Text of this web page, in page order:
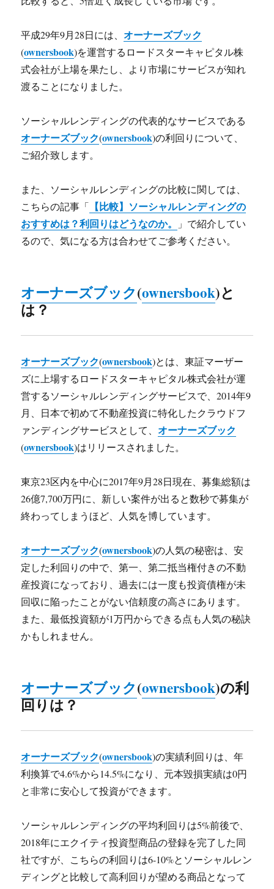
平成29年9月28日には、オーナーズブック
(ownersbook)を運営するロードスターキャピタル株
式会社が上場を果たし、より市場にサービスが知れ
渡ることになりました。
ソーシャルレンディングの代表的なサービスである
オーナーズブック(ownersbook)の利回りについて、
ご紹介致します。
また、ソーシャルレンディングの比較に関しては、
こちらの記事「 【比較】ソーシャルレンディングの
おすすめは？利回りはどうなのか。
」で紹介してい
るので、気になる方は合わせてご参考ください。
オーナーズブック(ownersbook)と
は？
オーナーズブック(ownersbook)とは、東証マーザー
ズに上場するロードスターキャピタル株式会社が運
営するソーシャルレンディングサービスで、2014年9
月、日本で初めて不動産投資に特化したクラウドフ
ァンディングサービスとして、オーナーズブック
(ownersbook)はリリースされました。
東京23区内を中心に2017年9月28日現在、募集総額は
26億7,700万円に、新しい案件が出ると数秒で募集が
終わってしまうほど、人気を博しています。
オーナーズブック(ownersbook)の人気の秘密は、安
定した利回りの中で、第一、第二抵当権付きの不動
産投資になっており、過去には一度も投資債権が未
回収に陥ったことがない信頼度の高さにあります。
また、最低投資額が1万円からできる点も人気の秘訣
かもしれません。
オーナーズブック(ownersbook)の利
回りは？
オーナーズブック(ownersbook)の実績利回りは、年
利換算で4.6%から14.5%になり、元本毀損実績は0円
と非常に安心して投資ができます。
ソーシャルレンディングの平均利回りは5%前後で、
2018年にエクイティ投資型商品の登録を完了した同
社ですが、こちらの利回りは6-10%とソーシャルレン
ディングと比較して高利回りが望める商品となって